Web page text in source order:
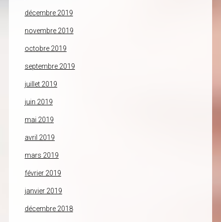
décembre 2019
novembre 2019
octobre 2019
septembre 2019
juillet 2019
juin 2019
mai 2019
avril 2019
mars 2019
février 2019
janvier 2019
décembre 2018